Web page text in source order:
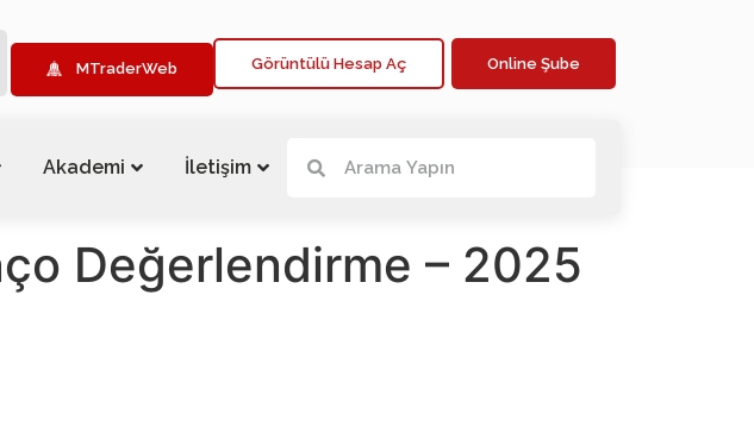
MTraderWeb Görüntülü Hesap Aç Online Şube
Akademi İletişim
Değerlendirme – 2025